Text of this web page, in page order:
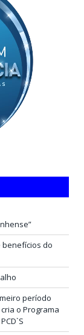
benefícios do
período
o Programa